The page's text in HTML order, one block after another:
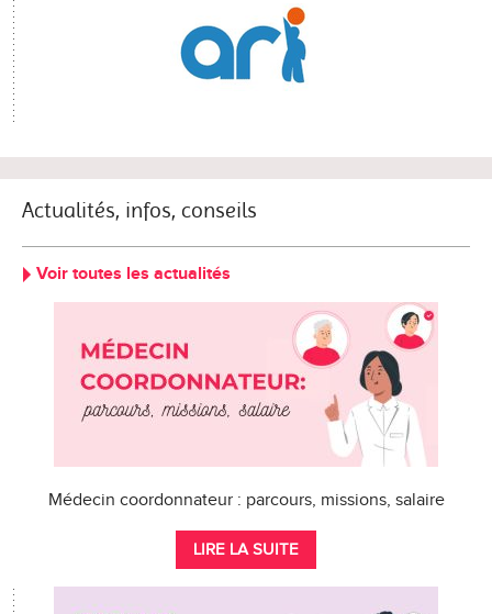
Actualités, infos, conseils
Voir toutes les actualités
Médecin coordonnateur : parcours, missions, salaire
LIRE LA SUITE